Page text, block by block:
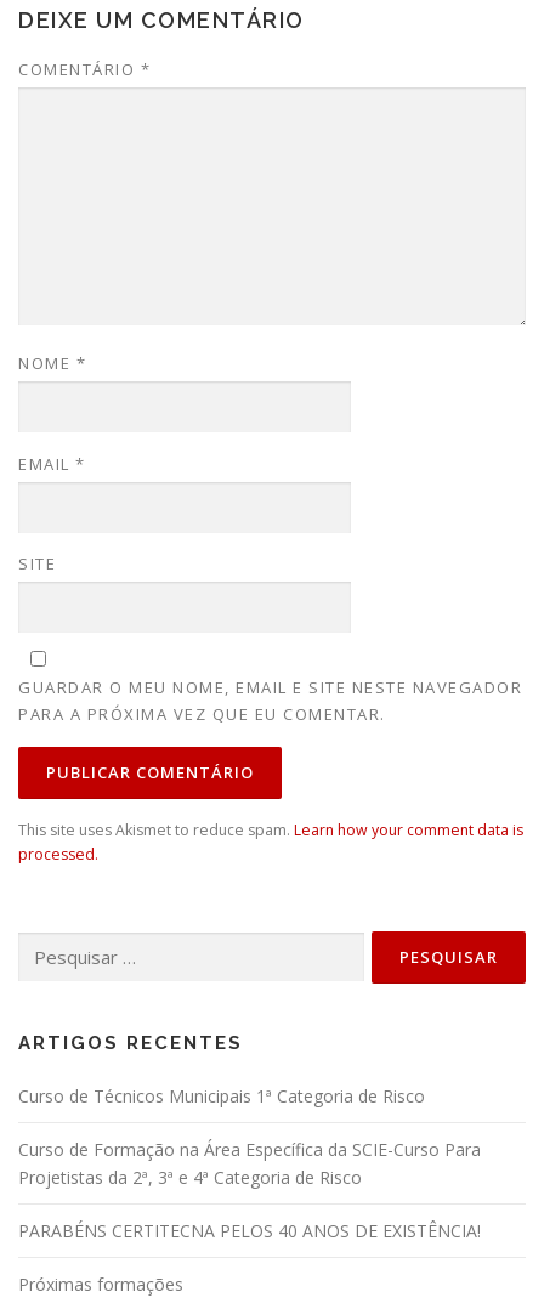
DEIXE UM COMENTÁRIO
COMENTÁRIO *
NOME *
EMAIL *
SITE
GUARDAR O MEU NOME, EMAIL E SITE NESTE NAVEGADOR
PARA A PRÓXIMA VEZ QUE EU COMENTAR.
This site uses Akismet to reduce spam. Learn how your comment data is
processed.
por:
ARTIGOS RECENTES
Curso de Técnicos Municipais 1ª Categoria de Risco
Curso de Formação na Área Específica da SCIE-Curso Para
Projetistas da 2ª, 3ª e 4ª Categoria de Risco
PARABÉNS CERTITECNA PELOS 40 ANOS DE EXISTÊNCIA!
Próximas formações